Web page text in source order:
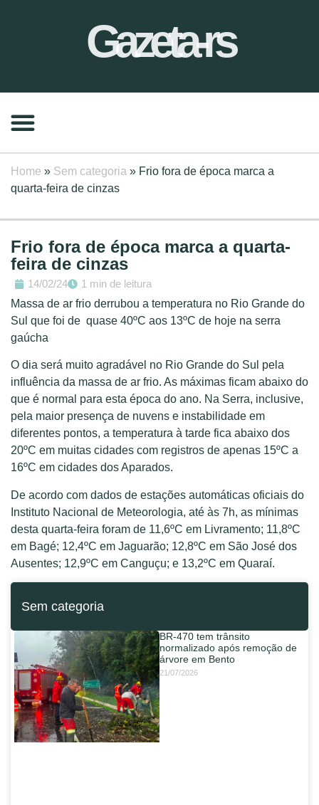
Gazeta-rs
Home » Sem categoria » Frio fora de época marca a
quarta-feira de cinzas
Frio fora de época marca a quarta-
feira de cinzas
14/02/24
1 min de leitura
Massa de ar frio derrubou a temperatura no Rio Grande do
Sul que foi de quase 40ºC aos 13ºC de hoje na serra
gaúcha
O dia será muito agradável no Rio Grande do Sul pela
influência da massa de ar frio. As máximas ficam abaixo do
que é normal para esta época do ano. Na Serra, inclusive,
pela maior presença de nuvens e instabilidade em
diferentes pontos, a temperatura à tarde fica abaixo dos
20ºC em muitas cidades com registros de apenas 15ºC a
16ºC em cidades dos Aparados.
De acordo com dados de estações automáticas oficiais do
Instituto Nacional de Meteorologia, até às 7h, as mínimas
desta quarta-feira foram de 11,6ºC em Livramento; 11,8ºC
em Bagé; 12,4ºC em Jaguarão; 12,8ºC em São José dos
Ausentes; 12,9ºC em Canguçu; e 13,2ºC em Quaraí.
Sem categoria
BR-470 tem trânsito
normalizado após remoção de
árvore em Bento
21/07/2026